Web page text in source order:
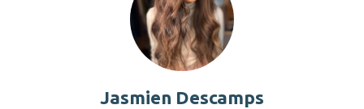
Jasmien Descamps